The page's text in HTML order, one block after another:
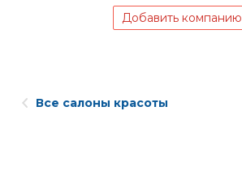
Добавить компанию
Все салоны красоты